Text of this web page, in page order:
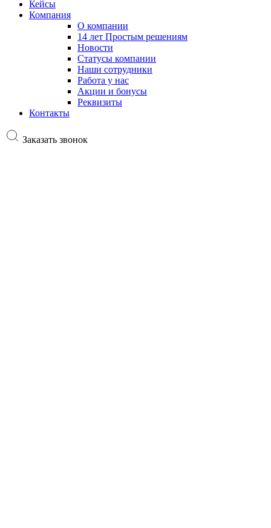
Кейсы
Компания
О компании
14 лет Простым решениям
Новости
Статусы компании
Наши сотрудники
Работа у нас
Акции и бонусы
Реквизиты
Контакты
Заказать звонок